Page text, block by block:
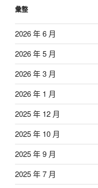
彙整
2026 年 6 月
2026 年 5 月
2026 年 3 月
2026 年 1 月
2025 年 12 月
2025 年 10 月
2025 年 9 月
2025 年 7 月